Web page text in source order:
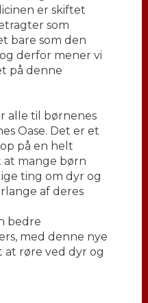
er skiftet
som
bare som den
derfor mener vi
på denne
alle til børnenes
Oase. Det er et
på en helt
at mange børn
ting om dyr og
af deres
bedre
med denne nye
at røre ved dyr og